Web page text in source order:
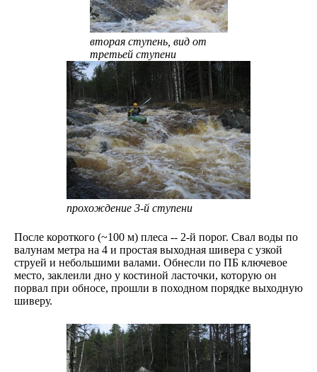
вторая ступень, вид от
третьей ступени
прохождение 3-й ступени
После короткого (~100 м) плеса -- 2-й порог. Свал воды по
валунам метра на 4 и простая выходная шивера с узкой
струей и небольшими валами. Обнесли по ПБ ключевое
место, заклеили дно у костиной ласточки, которую он
порвал при обносе, прошли в походном порядке выходную
шиверу.